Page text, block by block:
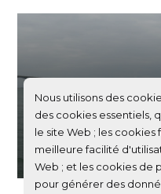
PORT
ROCHELLE
Découvrir le
Nous utilisons des
des cookies essentiels,
le site Web ; les
meilleure facilité
Web ; et les cookies de
pour générer des